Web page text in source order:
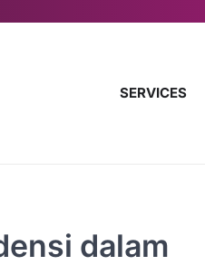
SERVICES
dalam